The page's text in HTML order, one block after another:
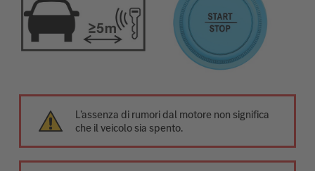
L’assenza di rumori dal motore non significa
che il veicolo sia spento.